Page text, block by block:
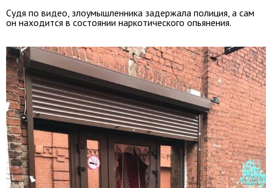
Судя по видео, злоумышленника задержала полиция, а сам
он находится в состоянии наркотического опьянения.